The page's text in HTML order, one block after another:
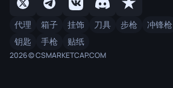
代理 箱子 挂饰 刀具 步枪 冲锋枪
钥匙
手枪 贴纸
2026 © CSMARKETCAP.COM